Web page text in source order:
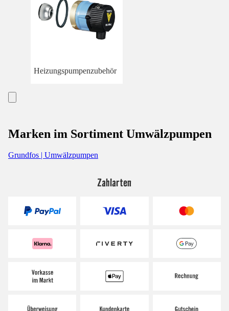
Heizungspumpenzubehör
Marken im Sortiment Umwälzpumpen
Grundfos | Umwälzpumpen
Zahlarten